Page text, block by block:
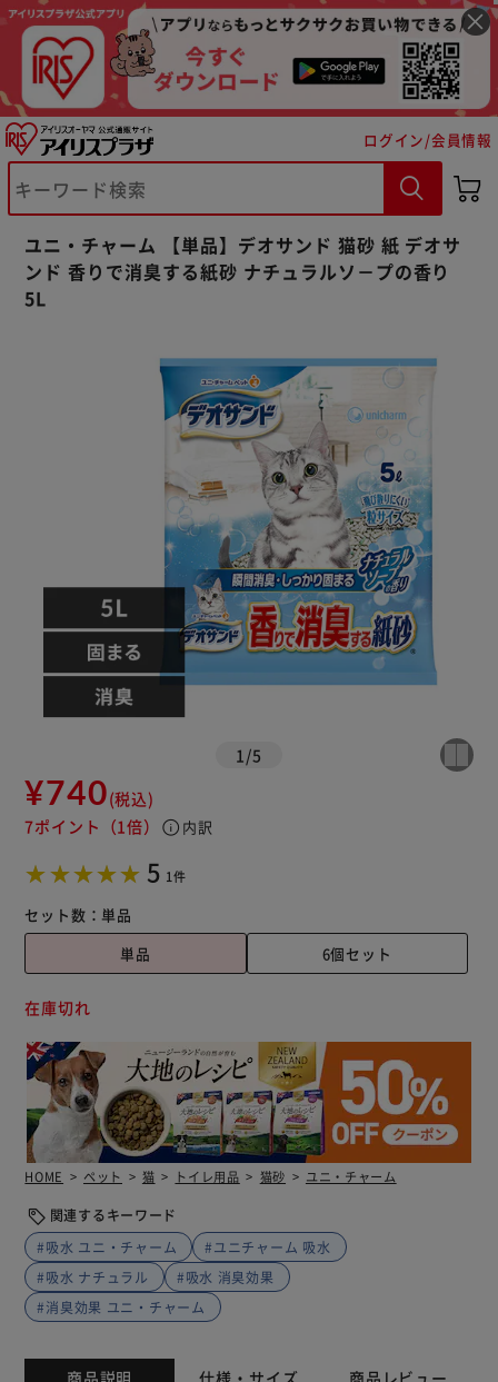
ログイン/会員情報
ユニ・チャーム 【単品】デオサンド 猫砂 紙 デオサ
ンド 香りで消臭する紙砂 ナチュラルソ－プの香り
5L
1 /5
¥740(税込)
7ポイント （1倍） info 内訳
5 1件
セット数： 単品
単品
6個セット
在庫切れ
HOME ペット 猫 トイレ用品 猫砂 ユニ・チャーム
関連するキーワード
#吸水 ユニ・チャーム
#ユニチャーム 吸水
#吸水 ナチュラル
#吸水 消臭効果
#消臭効果 ユニ・チャーム
商品説明 仕様・サイズ 商品レビュー
※ご確認ください
カートに入れる 購入手続きへ